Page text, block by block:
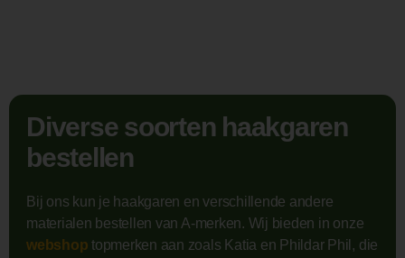
Diverse soorten haakgaren
bestellen
Bij ons kun je haakgaren en verschillende andere
materialen bestellen van A-merken. Wij bieden in onze
webshop topmerken aan zoals Katia en Phildar Phil, die